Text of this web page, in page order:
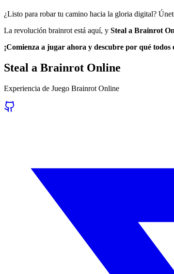
¿Listo para robar tu camino hacia la gloria digital?
La revolución brainrot está aquí, y Steal a Brainrot
¡Comienza a jugar ahora y descubre por qué
Steal a Brainrot Online
Experiencia de Juego Brainrot Online